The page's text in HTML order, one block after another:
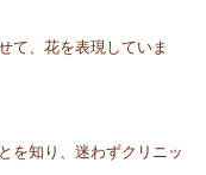
て、花を表現していま
を知り、迷わずクリニッ